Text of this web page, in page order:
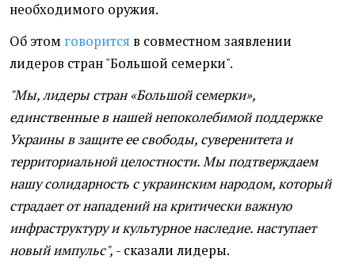
необходимого оружия.
Об этом говорится в совместном заявлении
лидеров стран "Большой семерки".
"Мы, лидеры стран «Большой семерки»,
единственные в нашей непоколебимой поддержке
Украины в защите ее свободы, суверенитета и
территориальной целостности. Мы подтверждаем
нашу солидарность с украинским народом, который
страдает от нападений на критически важную
инфраструктуру и культурное наследие. наступает
новый импульс", - сказали лидеры.